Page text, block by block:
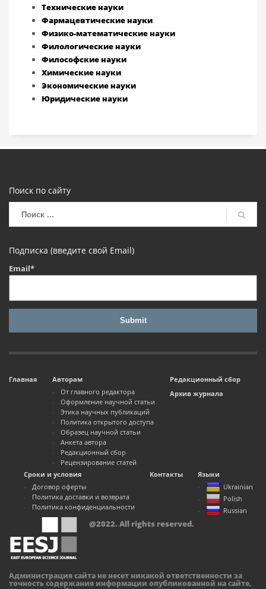
Технические науки
Фармацевтические науки
Физико-математические науки
Филологические науки
Философские науки
Химические науки
Экономические науки
Юридические науки
Поиск по сайту
Подписка (введите свой Email)
Email*
Главная
Авторам
От главного редактора
Оформление научной статьи
Этика научных публикаций
Политика открытого доступа
Образец научной статьи
Анкета автора
Редакционный сбор
Рецензирование статей
Редакционный сбор
Архив журнала
Сроки и условия
Договор оферты
Политика доставки и возврата
Политика конфиденциальности
Контакты
Языки
Ukrainian
Polish
Russian
@2022. All rights reserved.
Администрация сайта не несет никакой ответственности за
точность содержания информации опубликованной на сайте,